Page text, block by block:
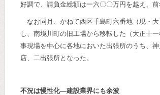
好調で、請負金総額は一六〇〇万円を越え、
なお同月、かねて西区千島町六番地（現・
し、南境川町の旧工場から移転した（大正十
事現場を中心に各地においた出張所のうち、
店、二出張所となった。
不況は慢性化―建設業界にも余波